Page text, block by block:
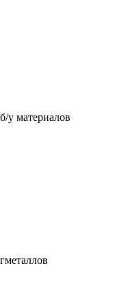
у материалов